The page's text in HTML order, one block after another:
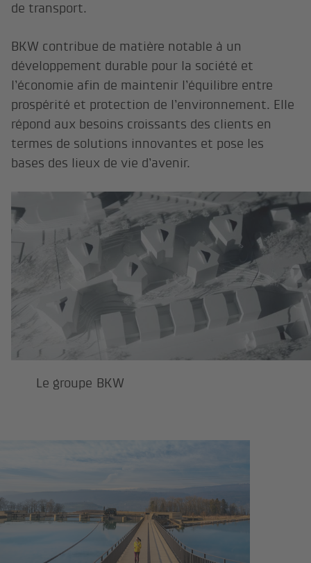
de transport.
BKW contribue de matière notable à un
développement durable pour la société et
l’économie afin de maintenir l’équilibre entre
prospérité et protection de l’environnement. Elle
répond aux besoins croissants des clients en
termes de solutions innovantes et pose les
bases des lieux de vie d’avenir.
Le groupe BKW
Le groupe BKW
Investor Relations